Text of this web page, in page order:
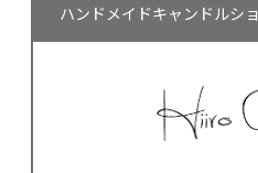
ハンドメイドキャンドルシ